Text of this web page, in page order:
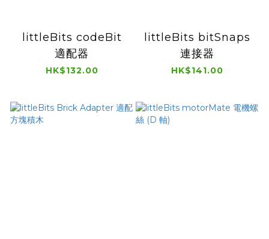
littleBits codeBit
適配器
HK$132.00
littleBits bitSnaps
連接器
HK$141.00